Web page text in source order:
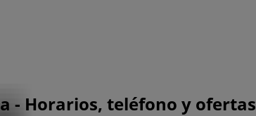
- Horarios, teléfono y ofertas